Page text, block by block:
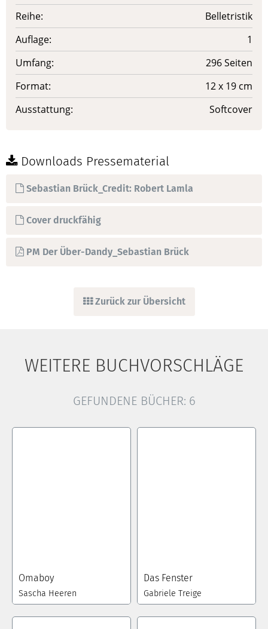
Reihe:
Belletristik
Auflage:
1
Umfang:
296 Seiten
Format:
12 x 19 cm
Ausstattung:
Softcover
Downloads Pressematerial
Sebastian Brück_Credit: Robert Lamla
Cover druckfähig
PM Der Über-Dandy_Sebastian Brück
Zurück zur Übersicht
WEITERE BUCHVORSCHLÄGE
GEFUNDENE BÜCHER: 6
Omaboy
Sascha Heeren
Das Fenster
Gabriele Treige